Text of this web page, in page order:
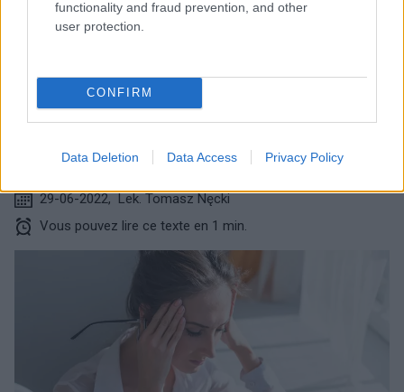
functionality and fraud prevention, and other
user protection.
CONFIRM
Data Deletion Data Access Privacy Policy
relation avec les troubles
29-06-2022, Lek. Tomasz Nęcki
Vous pouvez lire ce texte en 1 min.